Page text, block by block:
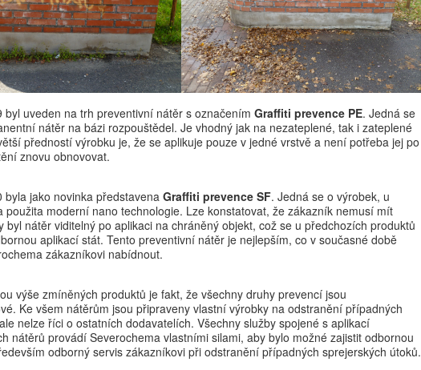
byl uveden na trh preventivní nátěr s označením Graffiti prevence PE. Jedná se
nátěr na bázi rozpouštědel. Je vhodný jak na nezateplené, tak i zateplené
předností výrobku je, že se aplikuje pouze v jedné vrstvě a není potřeba jej po
znovu obnovovat.
byla jako novinka představena Graffiti prevence SF. Jedná se o výrobek, u
použita moderní nano technologie. Lze konstatovat, že zákazník nemusí mít
byl nátěr viditelný po aplikaci na chráněný objekt, což se u předchozích produktů
aplikací stát. Tento preventivní nátěr je nejlepším, co v současné době
zákazníkovi nabídnout.
výše zmíněných produktů je fakt, že všechny druhy prevencí jsou
Ke všem nátěrům jsou připraveny vlastní výrobky na odstranění případných
nelze říci o ostatních dodavatelích. Všechny služby spojené s aplikací
nátěrů provádí Severochema vlastními silami, aby bylo možné zajistit odbornou
odborný servis zákazníkovi při odstranění případných sprejerských útoků.